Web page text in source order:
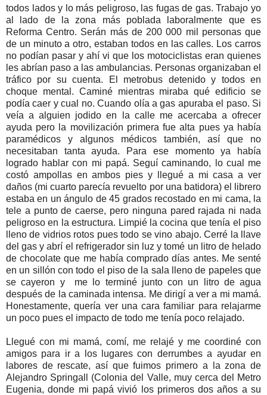
todos lados y lo más peligroso, las fugas de gas. Trabajo yo
al lado de la zona más poblada laboralmente que es
Reforma Centro. Serán más de 200 000 mil personas que
de un minuto a otro, estaban todos en las calles. Los carros
no podían pasar y ahí vi que los motociclistas eran quienes
les abrían paso a las ambulancias. Personas organizaban el
tráfico por su cuenta. El metrobus detenido y todos en
choque mental. Caminé mientras miraba qué edificio se
podía caer y cual no. Cuando olía a gas apuraba el paso. Si
veía a alguien jodido en la calle me acercaba a ofrecer
ayuda pero la movilización primera fue alta pues ya había
paramédicos y algunos médicos también, así que no
necesitaban tanta ayuda. Para ese momento ya había
logrado hablar con mi papá. Seguí caminando, lo cual me
costó ampollas en ambos pies y llegué a mi casa a ver
daños (mi cuarto parecía revuelto por una batidora) el librero
estaba en un ángulo de 45 grados recostado en mi cama, la
tele a punto de caerse, pero ninguna pared rajada ni nada
peligroso en la estructura. Limpié la cocina que tenía el piso
lleno de vidrios rotos pues todo se vino abajo. Cerré la llave
del gas y abrí el refrigerador sin luz y tomé un litro de helado
de chocolate que me había comprado días antes. Me senté
en un sillón con todo el piso de la sala lleno de papeles que
se cayeron y me lo terminé junto con un litro de agua
después de la caminada intensa. Me dirigí a ver a mi mamá.
Honestamente, quería ver una cara familiar para relajarme
un poco pues el impacto de todo me tenía poco relajado.
Llegué con mi mamá, comí, me relajé y me coordiné con
amigos para ir a los lugares con derrumbes a ayudar en
labores de rescate, así que fuimos primero a la zona de
Alejandro Springall (Colonia del Valle, muy cerca del Metro
Eugenia, donde mi papá vivió los primeros dos años a su